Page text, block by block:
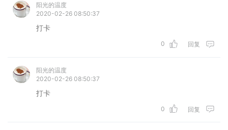
阳光的温度
2020-02-26 08:50:37
打卡
0 回复
阳光的温度
2020-02-26 08:50:37
打卡
0 回复